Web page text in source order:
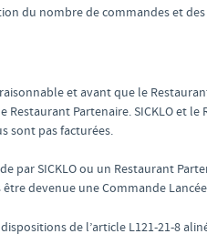
du nombre de commandes et
et avant que le
Partenaire. SICKLO et
sont pas facturées.
par SICKLO ou un Restaurant
devenue une Commande
de l’article L121-21-8